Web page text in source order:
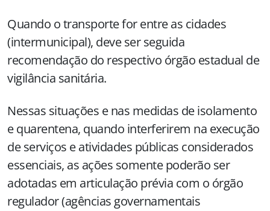
Quando o transporte for entre as cidades
(intermunicipal), deve ser seguida
recomendação do respectivo órgão estadual de
vigilância sanitária.
Nessas situações e nas medidas de isolamento
e quarentena, quando interferirem na execução
de serviços e atividades públicas considerados
essenciais, as ações somente poderão ser
adotadas em articulação prévia com o órgão
regulador (agências governamentais